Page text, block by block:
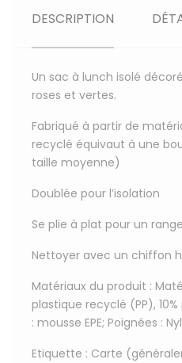
DESCRIPTION
Un sac à lunch isolé
roses et vertes.
Fabriqué à partir de
recyclé équivaut à une
taille moyenne)
Doublée pour l’isolation
Se plie à plat pour un
Nettoyer avec un chiffon
Matériaux du produit :
plastique recyclé (PP),
: mousse EPE; Poignées :
Etiquette : Carte